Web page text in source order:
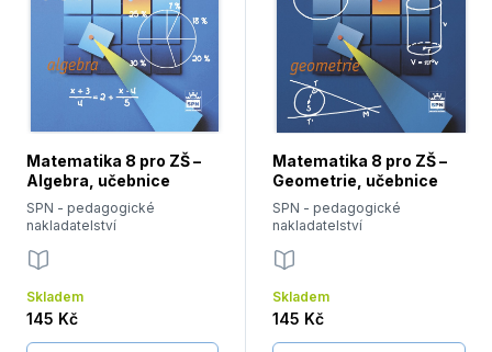
Matematika 8 pro ZŠ –
Algebra, učebnice
SPN - pedagogické
nakladatelství
Skladem
145 Kč
Matematika 8 pro ZŠ –
Geometrie, učebnice
SPN - pedagogické
nakladatelství
Skladem
145 Kč